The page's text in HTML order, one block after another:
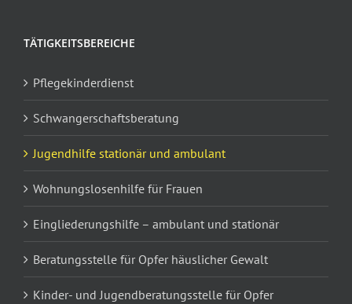
TÄTIGKEITSBEREICHE
Pflegekinderdienst
Schwangerschaftsberatung
Jugendhilfe stationär und ambulant
Wohnungslosenhilfe für Frauen
Eingliederungshilfe – ambulant und stationär
Beratungsstelle für Opfer häuslicher Gewalt
Kinder- und Jugendberatungsstelle für Opfer